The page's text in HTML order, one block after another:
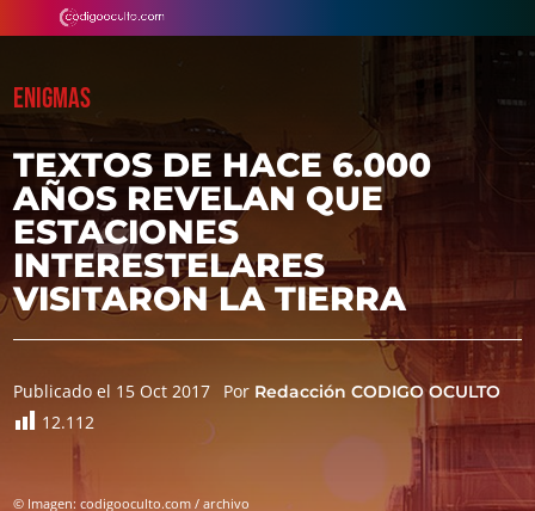
ENIGMAS
TEXTOS DE HACE 6.000
AÑOS REVELAN QUE
ESTACIONES
INTERESTELARES
VISITARON LA TIERRA
Publicado el 15 Oct 2017 Por Redacción CODIGO OCULTO
12.112
© Imagen: codigooculto.com / archivo